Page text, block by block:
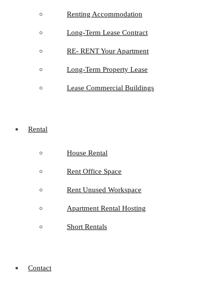
Renting Accommodation
Long-Term Lease Contract
RE- RENT Your Apartment
Long-Term Property Lease
Lease Commercial Buildings
Rental
House Rental
Rent Office Space
Rent Unused Workspace
Apartment Rental Hosting
Short Rentals
Contact